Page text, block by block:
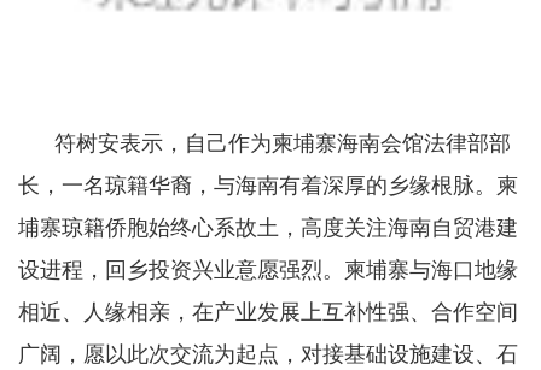
符树安表示，自己作为柬埔寨海南会馆法律部部
长，一名琼籍华裔，与海南有着深厚的乡缘根脉。柬
埔寨琼籍侨胞始终心系故土，高度关注海南自贸港建
设进程，回乡投资兴业意愿强烈。柬埔寨与海口地缘
相近、人缘相亲，在产业发展上互补性强、合作空间
广阔，愿以此次交流为起点，对接基础设施建设、石